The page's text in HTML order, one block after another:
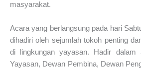
masyarakat.
Acara yang berlangsung pada hari
dihadiri oleh sejumlah tokoh penting
di lingkungan yayasan. Hadir dalam
Yayasan, Dewan Pembina, Dewan